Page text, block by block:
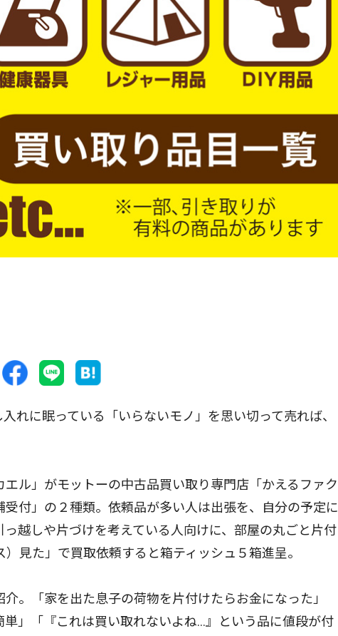
れに眠っている「いらないモノ」を思い切って売れば、
ル」がモットーの中古品買い取り専門店「かえるファク
付」の２種類。依頼品が多い人は出張を、自分の予定に
越しや片づけを考えている人向けに、部屋の丸ごと片付
見た」で買取依頼すると箱ティッシュ５箱進呈。
。「家を出た息子の荷物を片付けたらお金になった」
単」「『これは買い取れないよね…』という品に値段が付